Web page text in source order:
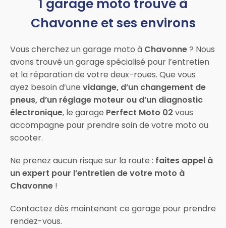
1 garage moto trouvé à
Chavonne et ses environs
Vous cherchez un garage moto à Chavonne? Nous
avons trouvé un garage spécialisé pour l’entretien
et la réparation de votre deux-roues. Que vous
ayez besoin d’une vidange, d’un changement de
pneus, d’un réglage moteur ou d’un diagnostic
électronique, le garage Perfect Moto 02 vous
accompagne pour prendre soin de votre moto ou
scooter.
Ne prenez aucun risque sur la route : faites appel à
un expert pour l’entretien de votre moto à
Chavonne !
Contactez dès maintenant ce garage pour prendre
rendez-vous.